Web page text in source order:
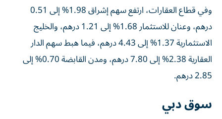
وفي قطاع العقارات، ارتفع سهم إشراق 1.98% إلى 0.51
درهم، وعنان للاستثمار 1.68% إلى 1.21 درهم، والخليج
الاستثمارية 1.37% إلى 4.43 درهم، فيما هبط سهم الدار
العقارية 2.38% إلى 7.80 درهم، ومدن القابضة 0.70% إلى
2.85 درهم.
سوق دبي